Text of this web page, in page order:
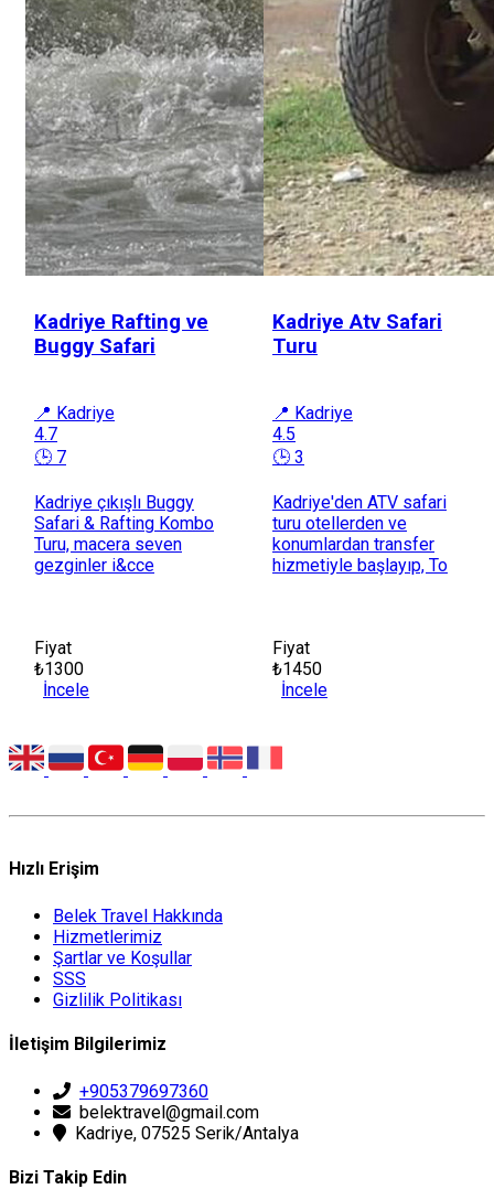
Kadriye Rafting ve
Buggy Safari
📍 Kadriye
4.7
🕒 7
Kadriye çıkışlı Buggy
Safari & Rafting Kombo
Turu, macera seven
gezginler i&cce
Fiyat
₺1300
İncele
Kadriye Atv Safari
Turu
📍 Kadriye
4.5
🕒 3
Kadriye'den ATV safari
turu otellerden ve
konumlardan transfer
hizmetiyle başlayıp, To
Fiyat
₺1450
İncele
Hızlı Erişim
Belek Travel Hakkında
Hizmetlerimiz
Şartlar ve Koşullar
SSS
Gizlilik Politikası
İletişim Bilgilerimiz
+905379697360
belektravel@gmail.com
Kadriye, 07525 Serik/Antalya
Bizi Takip Edin